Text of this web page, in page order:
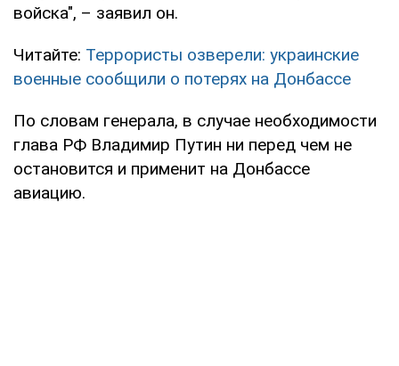
войска", – заявил он.
Читайте: Террористы озверели: украинские
военные сообщили о потерях на Донбассе
По словам генерала, в случае необходимости
глава РФ Владимир Путин ни перед чем не
остановится и применит на Донбассе
авиацию.